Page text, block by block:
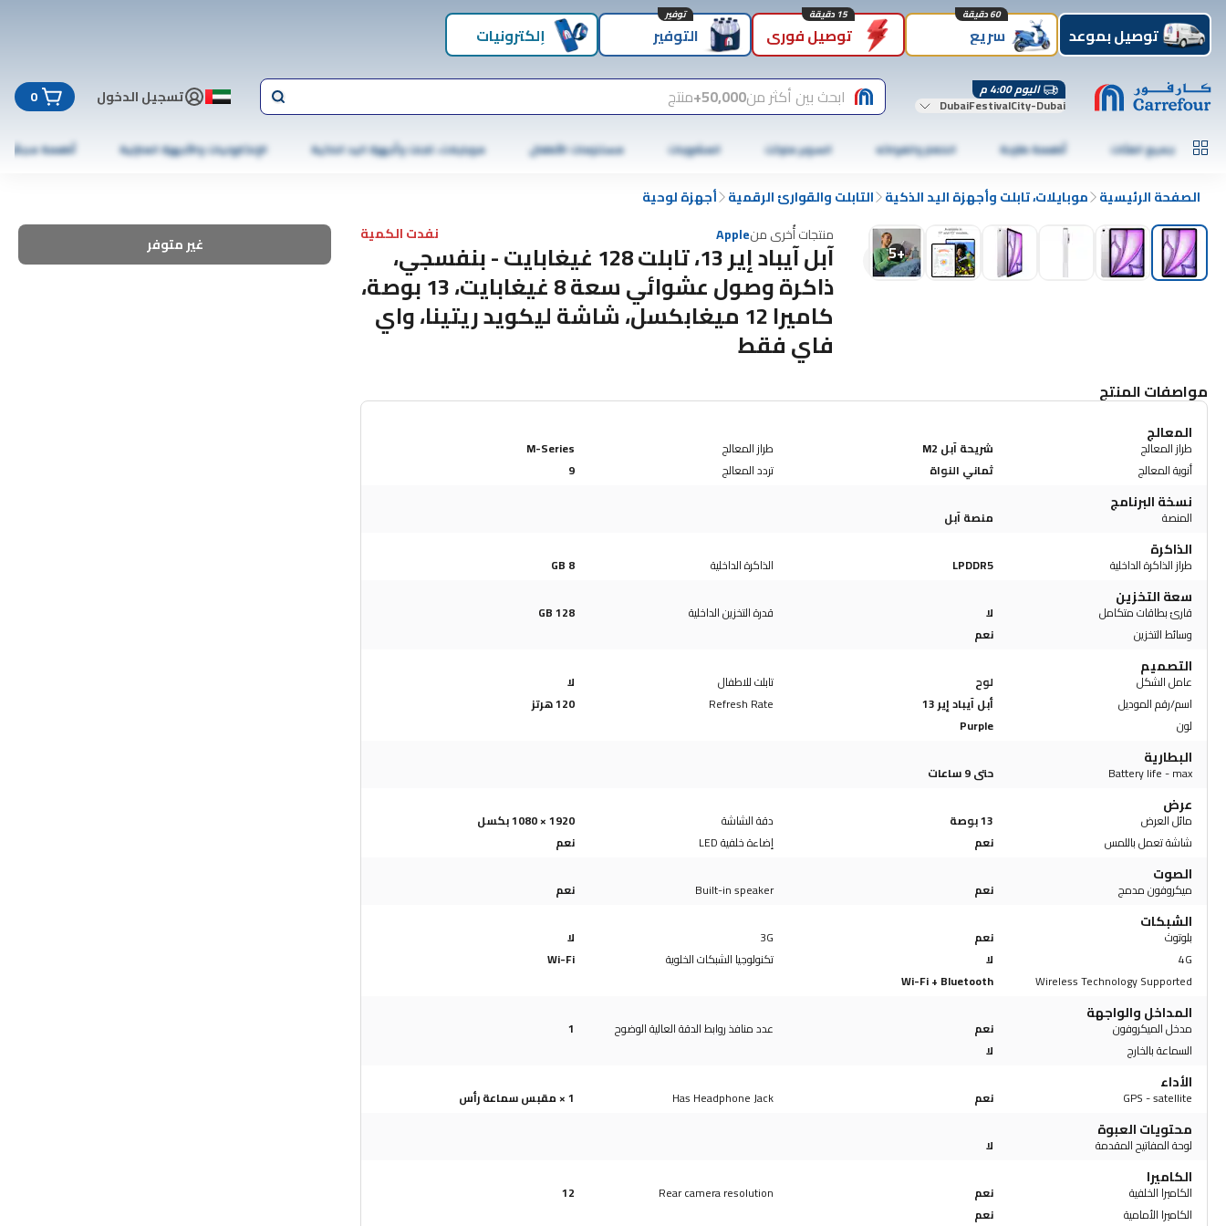
توصيل بموعد سريع
60 دقيقة
توصيل فوري
15 دقيقة
التوفير
توفير
إلكترونيات
اليوم 4:00 م
DubaiFestivalCity-Dubai ابحث بين أكثر من50,000+ منتج تسجيل الدخول 0
جميع الفئات أطعمة طازجة الخضار والفواكه السوبر ماركت المشروبات مستلزمات الأطفال موبايلات، تابلت وأجهزة اليد الذكية الإلكترونيات والأجهزة المنزلية أطعمة مجمّدة
الصفحة الرئيسية موبايلات، تابلت وأجهزة اليد الذكية التابلت والقوارئ الرقمية أجهزة لوحية
+
5
منتجات أُخرى منApple نفدت الكمية
آبل آيباد إير 13، تابلت 128 غيغابايت - بنفسجي،
ذاكرة وصول عشوائي سعة 8 غيغابايت، 13 بوصة،
كاميرا 12 ميغابكسل، شاشة ليكويد ريتينا، واي
فاي فقط
غير متوفر
مواصفات المنتج
المعالج
طراز المعالج شريحة آبل M2 طراز المعالج
M-Series
أنوية المعالج
ثماني النواة تردد المعالج 9
نسخة البرنامج
المنصة منصة آبل
الذاكرة
طراز الذاكرة الداخلية LPDDR5 الذاكرة الداخلية 8 GB
سعة التخزين
قارئ بطاقات متكامل لا قدرة التخزين الداخلية
128 GB
وسائط التخزين
نعم
التصميم
عامل الشكل لوح تابلت للاطفال
لا
اسم/رقم الموديل
أبل آيباد إير 13 Refresh Rate
120 هرتز
لون
Purple
البطارية
Battery life - max حتى 9 ساعات
عرض
مائل العرض 13 بوصة دقة الشاشة
1920 × 1080 بكسل
شاشة تعمل باللمس
نعم إضاءة خلفية LED نعم
الصوت
ميكروفون مدمج نعم Built-in speaker نعم
الشبكات
بلوتوث نعم 3G
لا
4G
لا تكنولوجيا الشبكات الخلوية
Wi-Fi
Wireless Technology Supported
Wi-Fi + Bluetooth
المداخل والواجهة
مدخل الميكروفون نعم عدد منافذ روابط الدقة العالية الوضوح
1
السماعة بالخارج
لا
الأداء
GPS - satellite نعم Has Headphone Jack 1 × مقبس سماعة رأس
محتويات العبوة
لوحة المفاتيح المقدمة لا
الكاميرا
الكاميرا الخلفية نعم Rear camera resolution
12
الكاميرا الأمامية
نعم